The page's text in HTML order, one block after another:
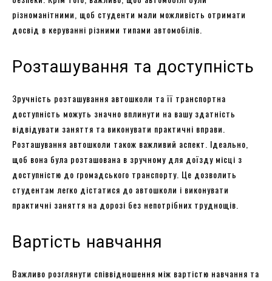
різноманітними, щоб студенти мали можливість отримати
досвід в керуванні різними типами автомобілів.
Розташування та доступність
Зручність розташування автошколи та її транспортна
доступність можуть значно вплинути на вашу здатність
відвідувати заняття та виконувати практичні вправи.
Розташування автошколи також важливий аспект. Ідеально,
щоб вона була розташована в зручному для доїзду місці з
доступністю до громадського транспорту. Це дозволить
студентам легко дістатися до автошколи і виконувати
практичні заняття на дорозі без непотрібних труднощів.
Вартість навчання
Важливо розглянути співвідношення між вартістю навчання та